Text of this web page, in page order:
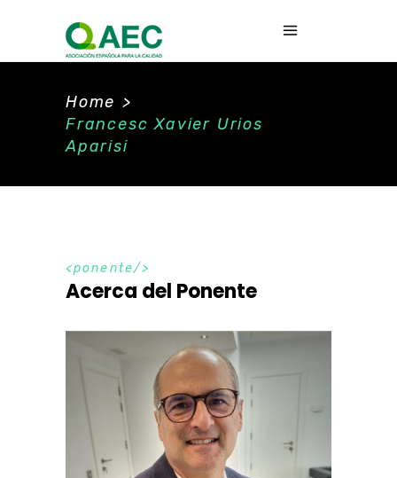
Home >
Francesc Xavier Urios
Aparisi
ponente
Acerca del Ponente